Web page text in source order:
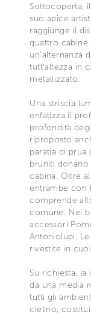
Sottocoperta,
suo apice
raggiunge il
quattro
un’alternanza
tutt’altezza in
metallizzato.
Una striscia
enfatizza il
profondità
riproposto
paratia di prua
bruniti donano
cabina. Oltre
entrambe con
comprende
comune. Nei
accessori
Antoniolupi.
rivestite in
Su richiesta,
da una media
tutti gli
cielino,